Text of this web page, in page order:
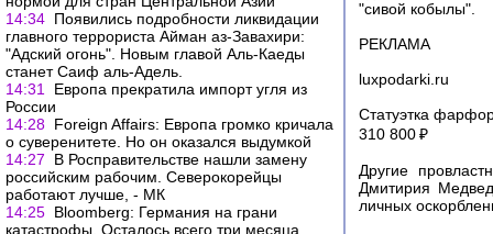
14:34 Появились подробности ликвидации
главного террориста Айман аз-Завахири:
"Адский огонь". Новым главой Аль-Каеды
станет Саиф аль-Адель.
14:31
Европа прекратила импорт угля из
России
14:28 Foreign Affairs: Европа громко кричала
о суверенитете. Но он оказался выдумкой
14:27
В Росправительстве нашли замену
российским рабочим. Северокорейцы
работают лучше, - МК
14:25 Bloomberg: Германия на грани
катастрофы. Осталось всего три месяца
"сивой кобылы".
РЕКЛАМА
luxpodarki.ru
Статуэтка
310 800 ₽
Другие
Дмитирия
личных